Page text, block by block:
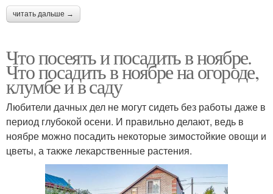
читать дальше →
Что посеять и посадить в ноябре.
Что посадить в ноябре на огороде,
клумбе и в саду
Любители дачных дел не могут сидеть без работы даже в
период глубокой осени. И правильно делают, ведь в
ноябре можно посадить некоторые зимостойкие овощи и
цветы, а также лекарственные растения.